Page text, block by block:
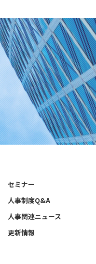
セミナー
人事制度Q&A
人事関連ニュース
更新情報